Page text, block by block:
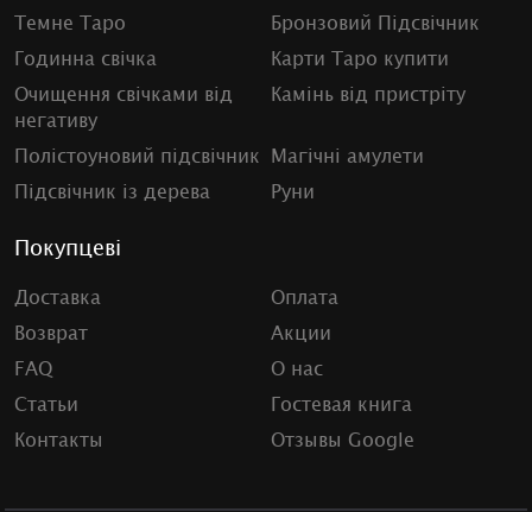
Темне Таро
Бронзовий Підсвічник
Годинна свічка
Карти Таро купити
Очищення свічками від
негативу
Камінь від пристріту
Полістоуновий підсвічник Магічні амулети
Підсвічник із дерева
Руни
Покупцеві
Доставка
Оплата
Возврат
Акции
FAQ
О нас
Статьи
Гостевая книга
Контакты
Отзывы Google